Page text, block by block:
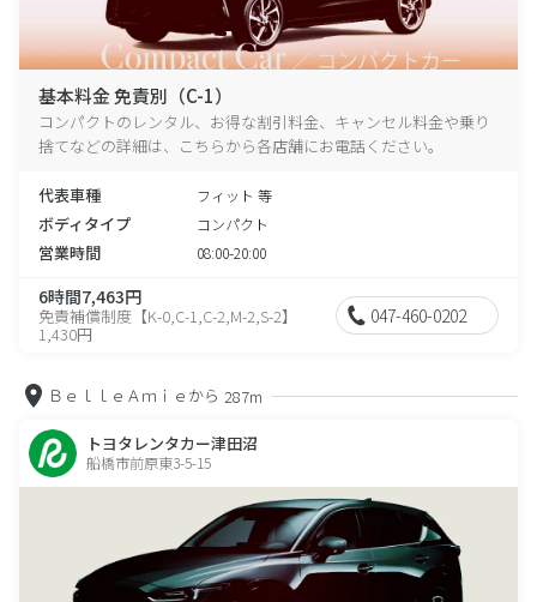
基本料金 免責別（C-1）
コンパクトのレンタル、お得な割引料金、キャンセル料金や乗り
捨てなどの詳細は、こちらから各店舗にお電話ください。
代表車種 フィット 等
ボディタイプ コンパクト
営業時間 08:00-20:00
6時間7,463円
免責補償制度【K-0,C-1,C-2,M-2,S-2】
1,430円
047-460-0202
ＢｅｌｌｅＡｍｉｅから 287m
トヨタレンタカー津田沼
船橋市前原東3-5-15